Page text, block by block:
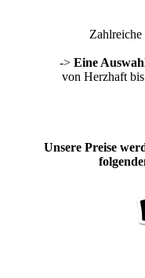
Zahlreiche
-> Eine
von Herzhaft
Unsere Preise